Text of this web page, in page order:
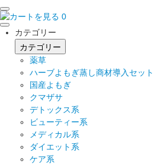
0
カテゴリー
カテゴリー
薬草
ハーブよもぎ蒸し商材導入セット
国産よもぎ
クマザサ
デトックス系
ビューティー系
メディカル系
ダイエット系
ケア系